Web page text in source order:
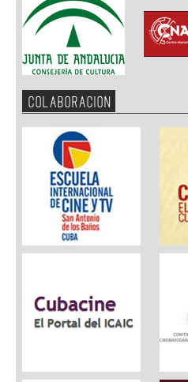
COLABORACION